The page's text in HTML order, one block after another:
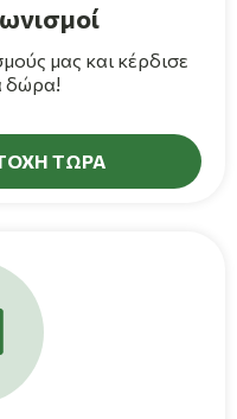
μας και κέρδισε
δώρα!
ΤΩΡΑ